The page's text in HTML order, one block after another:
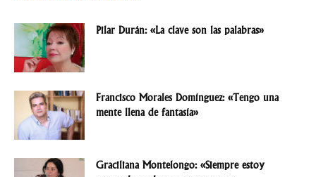
Pilar Durán: «La clave son las palabras»
Francisco Morales Domínguez: «Tengo una
mente llena de fantasía»
Graciliana Montelongo: «Siempre estoy